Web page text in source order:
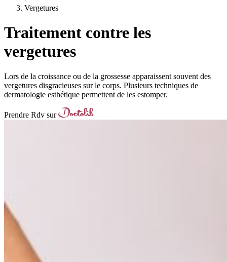
Vergetures
Traitement contre les
vergetures
Lors de la croissance ou de la grossesse apparaissent souvent des
vergetures disgracieuses sur le corps. Plusieurs techniques de
dermatologie esthétique permettent de les estomper.
Prendre Rdv sur